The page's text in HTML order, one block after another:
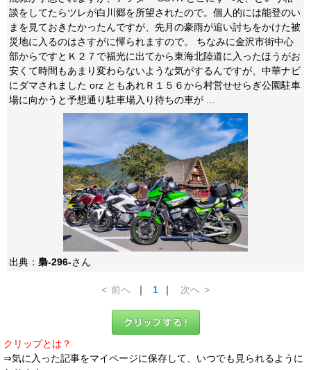
談をしてたらツレが白川郷を所望されたので。個人的には能登のい
まを見ておきたかったんですが、先月の豪雨が追い討ちをかけた被
災地に入るのはさすがに憚られますので。 ちなみに金沢市街中心
部からですとＫ２７で福光に出てから東海北陸道に入ったほうがお
安くて時間もあまり変わらないような気がするんですが、中華ナビ
にダマされました orz ともあれＲ１５６から村営せせらぎ公園駐車
場に向かうと予想通り駐車場入り待ちの車が ...
出典： 梟-296-さん
< 前へ ｜ 1 ｜ 次へ >
クリップとは？
⇒気に入った記事をマイページに保存して、いつでも見られるように